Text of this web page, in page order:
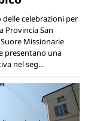
celebrazioni per
Provincia San
Missionarie
presentano una
nel seg...